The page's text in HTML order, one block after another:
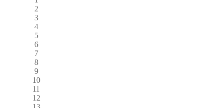
2
3
4
5
6
7
8
9
10
11
12